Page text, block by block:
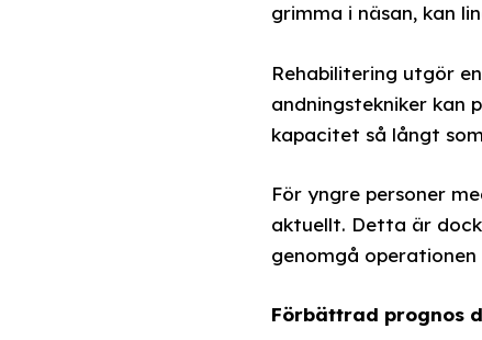
grimma i näsan, kan
Rehabilitering utgör
andningstekniker kan
kapacitet så långt
För yngre personer
aktuellt. Detta är
genomgå
Förbättrad prognos